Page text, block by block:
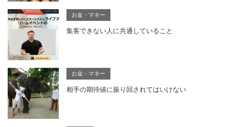
お金・マネー
集客できない人に共通していること
お金・マネー
相手の期待値に振り回されてはいけない